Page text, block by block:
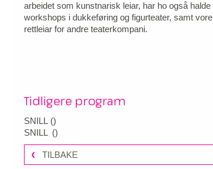
arbeidet som kunstnarisk leiar, har ho også halde
workshops i dukkeføring og figurteater, samt vore
rettleiar for andre teaterkompani.
Tidligere program
SNILL ()
SNILL ()
TILBAKE